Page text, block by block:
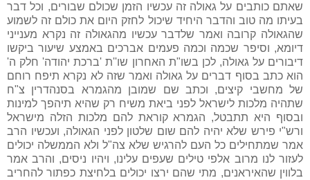
שאתם כותבים על גאולה זה עכשיו הזמן שכולם שבורים, וכל דבר
בעיתו מה טוב והדבר היחיד שיכול לחזק היום את כולם זה לשמוע
שהגאולה קרובה ואמר שלדבר עכשיו מהגאולה זה נקרא מענייני
דיומא, וסיפר שכמה וכמה פעמים אברכים באמצע שיעור ביקשו
דיבורים על גאולה, לכן בשו"ת האחרון שו''ת 'ברכת יהודה' חלק ה'
הוא כתב בסוף דברים על גאולה ואמר שזה לא נקרא תיפח רוחם
של מחשבי קיצים, וכתב שם שמובן מהגמרא בסנהדרין צ"ח
שתהיה מלכות לישראל לפני ביאת משיח רק שהיא תיהפך למינות
ובסוף היא תתבטל, הגמרא קוראת להם מלכות הזלה מישראל
ורש"י פירש שלא יהיה להם שום שלטון לפני הגאולה, ועכשיו הרב
אמר שמתחילים כל העם להרגיש שלא צה"ל ולא הממשלה יכולים
לעזור לנו מרוב אלפי טילים שעפים עלינו, ויהיו ניסים, והרב אמר
בלווין שהאיראנים, מתי שהם ירצו יכולים בלחיצת כפתור להחריב